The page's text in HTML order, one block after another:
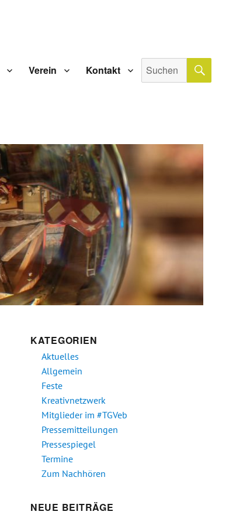
Verein Kontakt
Suche
nach:
KATEGORIEN
Aktuelles
Allgemein
Feste
Kreativnetzwerk
Mitglieder im #TGVeb
Pressemitteilungen
Pressespiegel
Termine
Zum Nachhören
NEUE BEITRÄGE